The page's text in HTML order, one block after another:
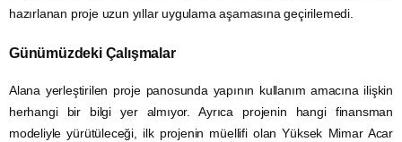
hazırlanan proje uzun yıllar uygulama aşamasına geçirilemedi.
Günümüzdeki Çalışmalar
Alana yerleştirilen proje panosunda yapının kullanım amacına ilişkin
herhangi bir bilgi yer almıyor. Ayrıca projenin hangi finansman
modeliyle yürütüleceği, ilk projenin müellifi olan Yüksek Mimar Acar